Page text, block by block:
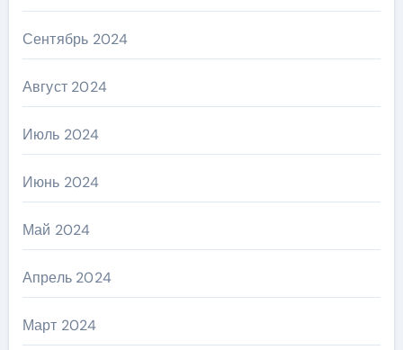
Сентябрь 2024
Август 2024
Июль 2024
Июнь 2024
Май 2024
Апрель 2024
Март 2024